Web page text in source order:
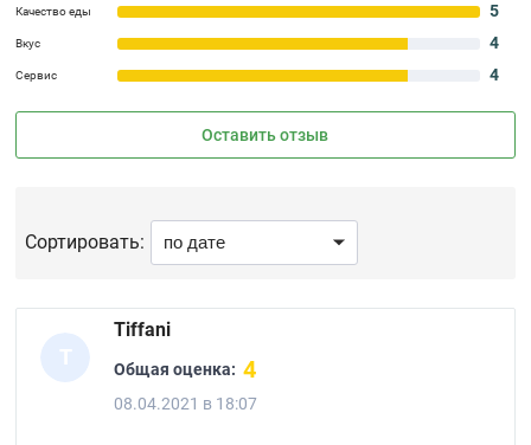
Качество еды 5
Вкус 4
Сервис 4
Оставить отзыв
Сортировать:
T
Tiffani
Общая оценка: 4
08.04.2021 в 18:07